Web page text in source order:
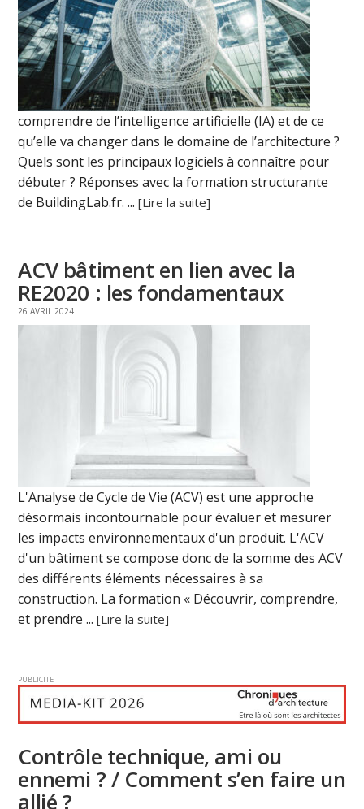
comprendre de l’intelligence artificielle (IA) et de ce
qu’elle va changer dans le domaine de l’architecture ?
Quels sont les principaux logiciels à connaître pour
débuter ? Réponses avec la formation structurante
de BuildingLab.fr. ...[Lire la suite]
ACV bâtiment en lien avec la
RE2020 : les fondamentaux
26 AVRIL 2024
L'Analyse de Cycle de Vie (ACV) est une approche
désormais incontournable pour évaluer et mesurer
les impacts environnementaux d'un produit. L'ACV
d'un bâtiment se compose donc de la somme des ACV
des différents éléments nécessaires à sa
construction. La formation « Découvrir, comprendre,
et prendre ...[Lire la suite]
PUBLICITE
Contrôle technique, ami ou
ennemi ? / Comment s’en faire un
allié ?